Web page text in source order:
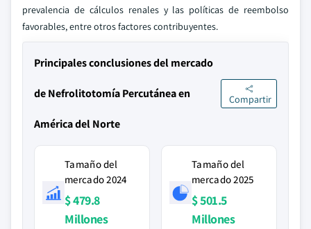
prevalencia de cálculos renales y las políticas de reembolso
favorables, entre otros factores contribuyentes.
Principales conclusiones del mercado
de Nefrolitotomía Percutánea en
América del Norte
Compartir
Tamaño del
mercado 2024
$ 479.8
Millones
Tamaño del
mercado 2025
$ 501.5
Millones